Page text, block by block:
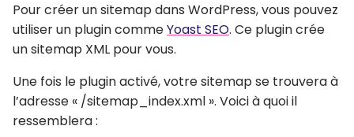
Pour créer un sitemap dans WordPress, vous pouvez
utiliser un plugin commeYoast SEO. Ce plugin crée
un sitemap XML pour vous.
Une fois le plugin activé, votre sitemap se trouvera à
l’adresse « /sitemap_index.xml ». Voici à quoi il
ressemblera :